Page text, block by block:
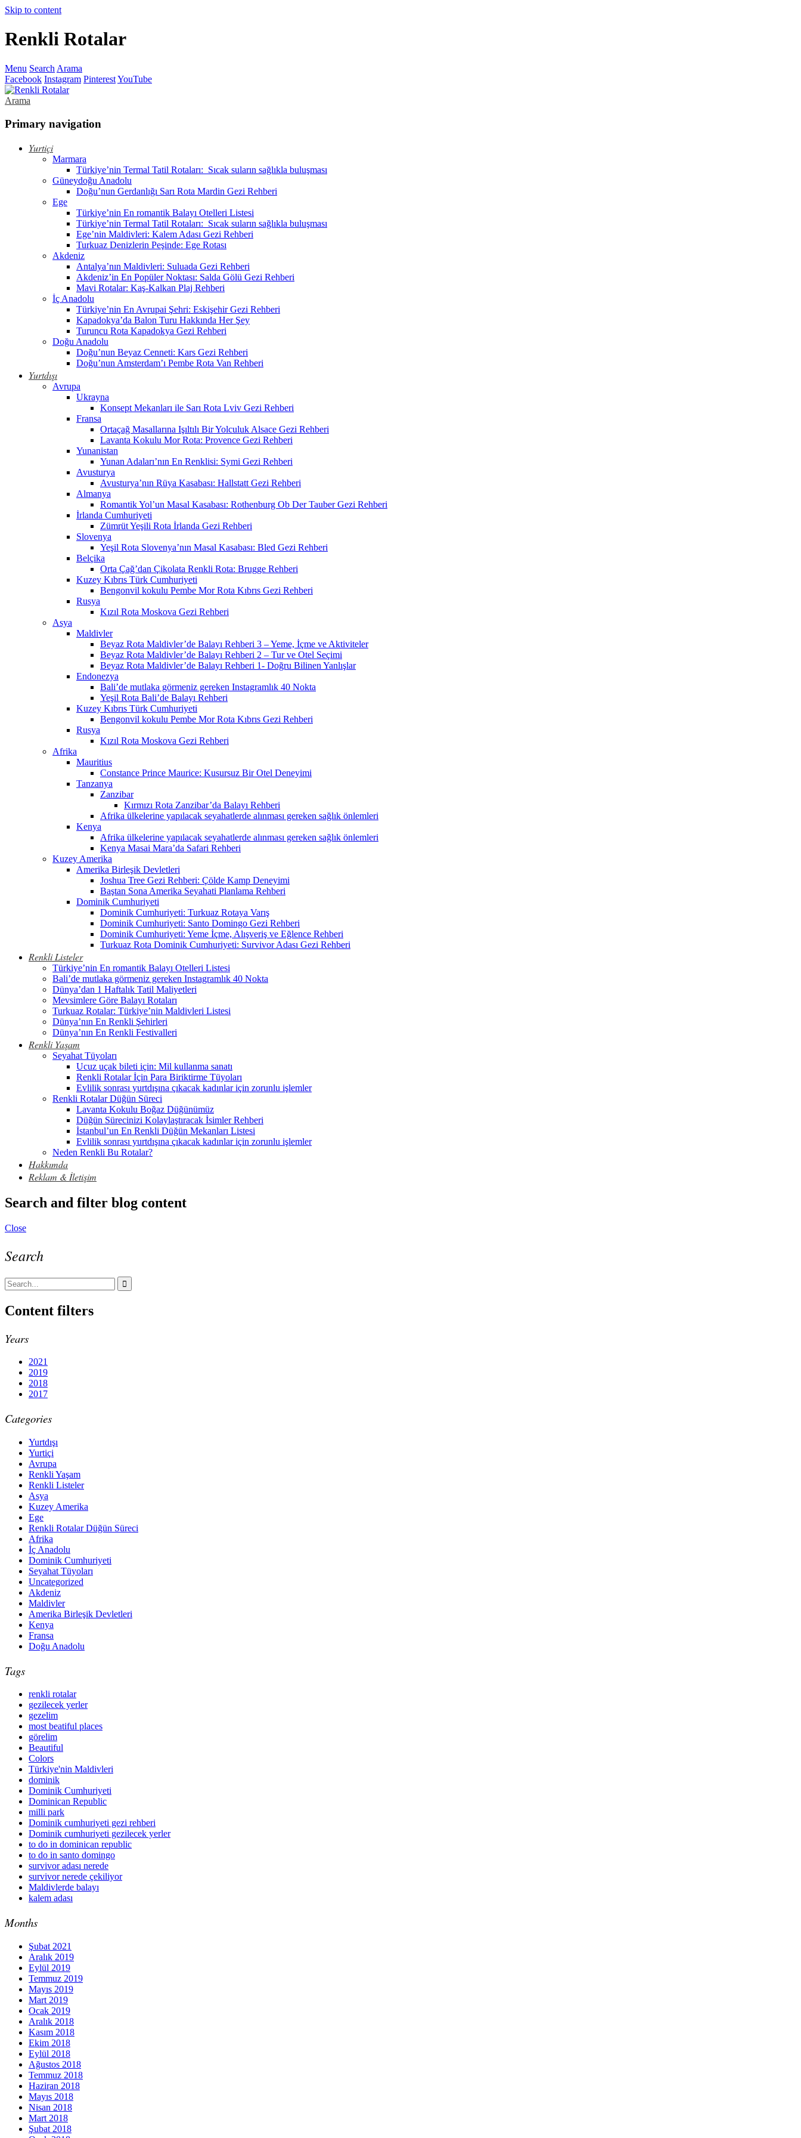
Skip to content
Renkli Rotalar
Menu Search Arama
Facebook Instagram PinterestYouTube
Arama
Primary navigation
Yurtiçi
Marmara
Türkiye’nin Termal Tatil Rotaları: Sıcak suların sağlıkla buluşması
Güneydoğu Anadolu
Doğu’nun Gerdanlığı Sarı Rota Mardin Gezi Rehberi
Ege
Türkiye’nin En romantik Balayı Otelleri Listesi
Türkiye’nin Termal Tatil Rotaları: Sıcak suların sağlıkla buluşması
Ege’nin Maldivleri: Kalem Adası Gezi Rehberi
Turkuaz Denizlerin Peşinde: Ege Rotası
Akdeniz
Antalya’nın Maldivleri: Suluada Gezi Rehberi
Akdeniz’in En Popüler Noktası: Salda Gölü Gezi Rehberi
Mavi Rotalar: Kaş-Kalkan Plaj Rehberi
İç Anadolu
Türkiye’nin En Avrupai Şehri: Eskişehir Gezi Rehberi
Kapadokya’da Balon Turu Hakkında Her Şey
Turuncu Rota Kapadokya Gezi Rehberi
Doğu Anadolu
Doğu’nun Beyaz Cenneti: Kars Gezi Rehberi
Doğu’nun Amsterdam’ı Pembe Rota Van Rehberi
Yurtdışı
Avrupa
Ukrayna
Konsept Mekanları ile Sarı Rota Lviv Gezi Rehberi
Fransa
Ortaçağ Masallarına Işıltılı Bir Yolculuk Alsace Gezi Rehberi
Lavanta Kokulu Mor Rota: Provence Gezi Rehberi
Yunanistan
Yunan Adaları’nın En Renklisi: Symi Gezi Rehberi
Avusturya
Avusturya’nın Rüya Kasabası: Hallstatt Gezi Rehberi
Almanya
Romantik Yol’un Masal Kasabası: Rothenburg Ob Der Tauber Gezi Rehberi
İrlanda Cumhuriyeti
Zümrüt Yeşili Rota İrlanda Gezi Rehberi
Slovenya
Yeşil Rota Slovenya’nın Masal Kasabası: Bled Gezi Rehberi
Belçika
Orta Çağ’dan Çikolata Renkli Rota: Brugge Rehberi
Kuzey Kıbrıs Türk Cumhuriyeti
Bengonvil kokulu Pembe Mor Rota Kıbrıs Gezi Rehberi
Rusya
Kızıl Rota Moskova Gezi Rehberi
Asya
Maldivler
Beyaz Rota Maldivler’de Balayı Rehberi 3 – Yeme, İçme ve Aktiviteler
Beyaz Rota Maldivler’de Balayı Rehberi 2 – Tur ve Otel Seçimi
Beyaz Rota Maldivler’de Balayı Rehberi 1- Doğru Bilinen Yanlışlar
Endonezya
Bali’de mutlaka görmeniz gereken Instagramlık 40 Nokta
Yeşil Rota Bali’de Balayı Rehberi
Kuzey Kıbrıs Türk Cumhuriyeti
Bengonvil kokulu Pembe Mor Rota Kıbrıs Gezi Rehberi
Rusya
Kızıl Rota Moskova Gezi Rehberi
Afrika
Mauritius
Constance Prince Maurice: Kusursuz Bir Otel Deneyimi
Tanzanya
Zanzibar
Kırmızı Rota Zanzibar’da Balayı Rehberi
Afrika ülkelerine yapılacak seyahatlerde alınması gereken sağlık önlemleri
Kenya
Afrika ülkelerine yapılacak seyahatlerde alınması gereken sağlık önlemleri
Kenya Masai Mara’da Safari Rehberi
Kuzey Amerika
Amerika Birleşik Devletleri
Joshua Tree Gezi Rehberi: Çölde Kamp Deneyimi
Baştan Sona Amerika Seyahati Planlama Rehberi
Dominik Cumhuriyeti
Dominik Cumhuriyeti: Turkuaz Rotaya Varış
Dominik Cumhuriyeti: Santo Domingo Gezi Rehberi
Dominik Cumhuriyeti: Yeme İçme, Alışveriş ve Eğlence Rehberi
Turkuaz Rota Dominik Cumhuriyeti: Survivor Adası Gezi Rehberi
Renkli Listeler
Türkiye’nin En romantik Balayı Otelleri Listesi
Bali’de mutlaka görmeniz gereken Instagramlık 40 Nokta
Dünya’dan 1 Haftalık Tatil Maliyetleri
Mevsimlere Göre Balayı Rotaları
Turkuaz Rotalar: Türkiye’nin Maldivleri Listesi
Dünya’nın En Renkli Şehirleri
Dünya’nın En Renkli Festivalleri
Renkli Yaşam
Seyahat Tüyoları
Ucuz uçak bileti için: Mil kullanma sanatı
Renkli Rotalar İçin Para Biriktirme Tüyoları
Evlilik sonrası yurtdışına çıkacak kadınlar için zorunlu işlemler
Renkli Rotalar Düğün Süreci
Lavanta Kokulu Boğaz Düğünümüz
Düğün Sürecinizi Kolaylaştıracak İsimler Rehberi
İstanbul’un En Renkli Düğün Mekanları Listesi
Evlilik sonrası yurtdışına çıkacak kadınlar için zorunlu işlemler
Neden Renkli Bu Rotalar?
Hakkımda
Reklam & İletişim
Search and filter blog content
Close
Search
Content filters
Years
2021
2019
2018
2017
Categories
Yurtdışı
Yurtiçi
Avrupa
Renkli Yaşam
Renkli Listeler
Asya
Kuzey Amerika
Ege
Renkli Rotalar Düğün Süreci
Afrika
İç Anadolu
Dominik Cumhuriyeti
Seyahat Tüyoları
Uncategorized
Akdeniz
Maldivler
Amerika Birleşik Devletleri
Kenya
Fransa
Doğu Anadolu
Tags
renkli rotalar
gezilecek yerler
gezelim
most beatiful places
görelim
Beautiful
Colors
Türkiye'nin Maldivleri
dominik
Dominik Cumhuriyeti
Dominican Republic
milli park
Dominik cumhuriyeti gezi rehberi
Dominik cumhuriyeti gezilecek yerler
to do in dominican republic
to do in santo domingo
survivor adası nerede
survivor nerede çekiliyor
Maldivlerde balayı
kalem adası
Months
Şubat 2021
Aralık 2019
Eylül 2019
Temmuz 2019
Mayıs 2019
Mart 2019
Ocak 2019
Aralık 2018
Kasım 2018
Ekim 2018
Eylül 2018
Ağustos 2018
Temmuz 2018
Haziran 2018
Mayıs 2018
Nisan 2018
Mart 2018
Şubat 2018